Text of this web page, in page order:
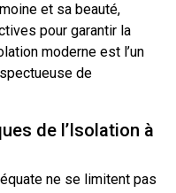
et sa beauté,
pour garantir la
moderne est l’un
de
de l’Isolation à
ne se limitent pas